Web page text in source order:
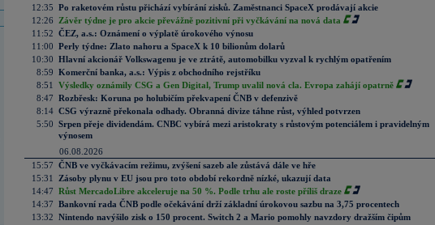
12:35 Po raketovém růstu přichází vybírání zisků. Zaměstnanci SpaceX prodávají akcie
12:26
Závěr týdne je pro akcie převážně pozitivní při vyčkávání na nová data
11:52 ČEZ, a.s.: Oznámení o výplatě úrokového výnosu
11:00 Perly týdne: Zlato nahoru a SpaceX k 10 bilionům dolarů
10:30 Hlavní akcionář Volkswagenu je ve ztrátě, automobilku vyzval k rychlým opatřením
8:59 Komerční banka, a.s.: Výpis z obchodního rejstříku
8:51
Výsledky oznámily CSG a Gen Digital, Trump uvalil nová cla. Evropa zahájí opatrně
8:47 Rozbřesk: Koruna po holubičím překvapení ČNB v defenzivě
8:14 CSG výrazně překonala odhady. Obranná divize táhne růst, výhled potvrzen
5:50 Srpen přeje dividendám. CNBC vybírá mezi aristokraty s růstovým potenciálem i pravidelným
výnosem
06.08.2026
15:57 ČNB ve vyčkávacím režimu, zvýšení sazeb ale zůstává dále ve hře
15:31
Zásoby plynu v EU jsou pro toto období rekordně nízké, ukazují data
14:47 Růst MercadoLibre akceleruje na 50 %. Podle trhu ale roste příliš draze
14:37 Bankovní rada ČNB podle očekávání drží základní úrokovou sazbu na 3,75 procentech
13:32 Nintendo navýšilo zisk o 150 procent. Switch 2 a Mario pomohly navzdory dražším čipům